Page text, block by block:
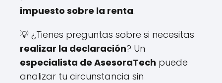
impuesto sobre la renta.
💡 ¿Tienes preguntas sobre si necesitas
realizar la declaración? Un
especialista de AsesoraTech puede
analizar tu circunstancia sin